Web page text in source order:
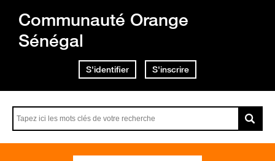
Communauté Orange
Sénégal
S'identifier S'inscrire